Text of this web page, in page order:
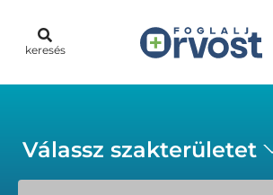
keresés
Válassz szakterületet